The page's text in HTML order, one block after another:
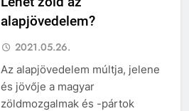
alapjövedelem?
2021.05.26.
Az alapjövedelem múltja, jelene
és jövője a magyar
zöldmozgalmak és -pártok